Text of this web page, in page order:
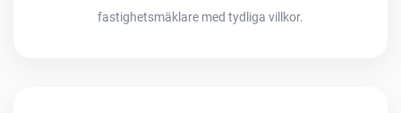
fastighetsmäklare med tydliga villkor.